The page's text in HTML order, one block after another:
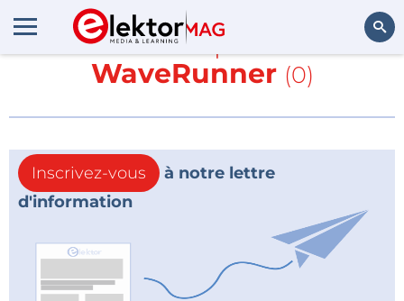
En savoir plus sur
WaveRunner (0)
Inscrivez-vous
à notre lettre
d'information